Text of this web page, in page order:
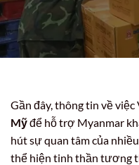
Gần đây, thông tin về
Mỹđể hỗ trợ Myanmar
hút sự quan tâm của
thể hiện tinh thần tương